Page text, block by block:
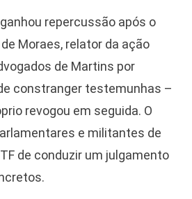
repercussão após o
Moraes, relator da ação
de Martins por
constranger testemunhas –
revogou em seguida. O
e militantes de
de conduzir um julgamento